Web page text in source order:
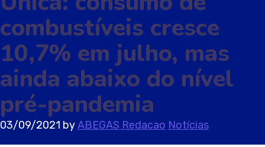
combustíveis cresce
10,7% em julho, mas
ainda abaixo do nível
pré-pandemia
03/09/2021 byABEGAS Redacao Notícias